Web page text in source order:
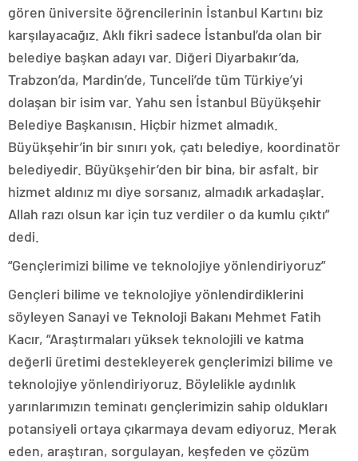
gören üniversite öğrencilerinin İstanbul Kartını biz
karşılayacağız. Aklı fikri sadece İstanbul’da olan bir
belediye başkan adayı var. Diğeri Diyarbakır’da,
Trabzon’da, Mardin’de, Tunceli’de tüm Türkiye’yi
dolaşan bir isim var. Yahu sen İstanbul Büyükşehir
Belediye Başkanısın. Hiçbir hizmet almadık.
Büyükşehir’in bir sınırı yok, çatı belediye, koordinatör
belediyedir. Büyükşehir’den bir bina, bir asfalt, bir
hizmet aldınız mı diye sorsanız, almadık arkadaşlar.
Allah razı olsun kar için tuz verdiler o da kumlu çıktı”
dedi.
“Gençlerimizi bilime ve teknolojiye yönlendiriyoruz”
Gençleri bilime ve teknolojiye yönlendirdiklerini
söyleyen Sanayi ve Teknoloji Bakanı Mehmet Fatih
Kacır, “Araştırmaları yüksek teknolojili ve katma
değerli üretimi destekleyerek gençlerimizi bilime ve
teknolojiye yönlendiriyoruz. Böylelikle aydınlık
yarınlarımızın teminatı gençlerimizin sahip oldukları
potansiyeli ortaya çıkarmaya devam ediyoruz. Merak
eden, araştıran, sorgulayan, keşfeden ve çözüm